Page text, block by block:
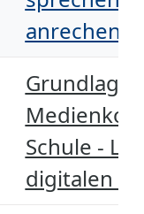
Schule -
digitalen